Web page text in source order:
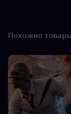
Похожие